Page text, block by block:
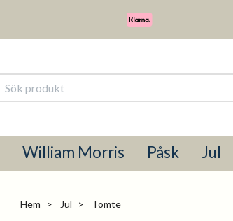
William Morris Påsk Jul
Hem Jul Tomte